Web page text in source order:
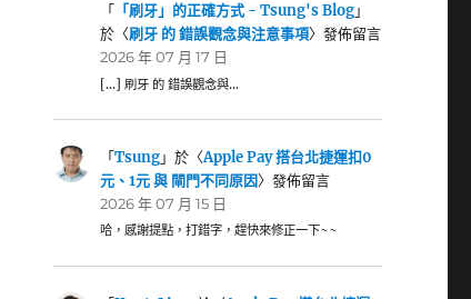
「 「刷牙」的正確方式 - Tsung's Blog」
於〈刷牙 的 錯誤觀念與注意事項〉發佈留言
2026 年 07 月 17 日
[…] 刷牙 的 錯誤觀念與…
「Tsung」於〈Apple Pay 搭台北捷運扣0
元、1元 與 閘門不同原因〉發佈留言
2026 年 07 月 15 日
哈，感謝提點，打錯字，趕快來修正一下~~